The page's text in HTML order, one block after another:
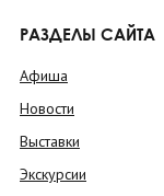
РАЗДЕЛЫ САЙТА
Афиша
Новости
Выставки
Экскурсии